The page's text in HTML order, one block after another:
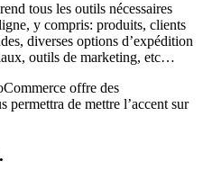
tous les outils nécessaires
y compris: produits, clients
diverses options d’expédition
outils de marketing, etc…
offre des
de mettre l’accent sur